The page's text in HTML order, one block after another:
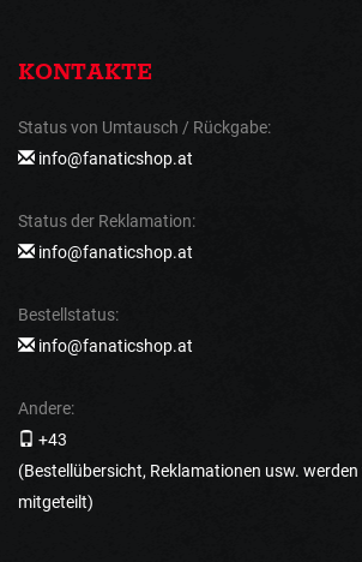
KONTAKTE
Status von Umtausch / Rückgabe:
info@fanaticshop.at
Status der Reklamation:
info@fanaticshop.at
Bestellstatus:
info@fanaticshop.at
Andere:
+43
(Bestellübersicht, Reklamationen usw.
mitgeteilt)